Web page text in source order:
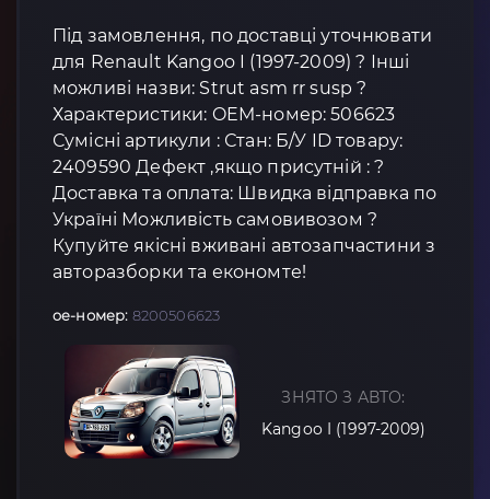
Під замовлення, по доставці уточнювати
для Renault Kangoo I (1997-2009) ? Інші
можливі назви: Strut asm rr susp ?
Характеристики: OEM-номер: 506623
Сумісні артикули : Стан: Б/У ID товару:
2409590 Дефект ,якщо присутній : ?
Доставка та оплата: Швидка відправка по
Україні Можливість самовивозом ?
Купуйте якісні вживані автозапчастини з
авторазборки та економте!
oe-номер: 8200506623
ЗНЯТО З АВТО:
Kangoo I (1997-2009)